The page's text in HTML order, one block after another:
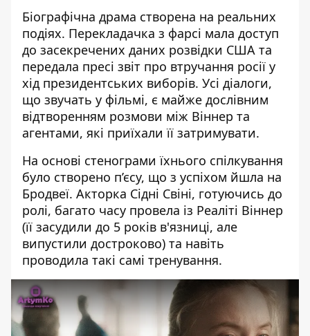
Біографічна драма створена на реальних
подіях. Перекладачка з фарсі мала доступ
до засекречених даних розвідки США та
передала пресі звіт про втручання росії у
хід президентських виборів. Усі діалоги,
що звучать у фільмі, є майже дослівним
відтворенням розмови між Віннер та
агентами, які приїхали її затримувати.
На основі стенограми їхнього спілкування
було створено п’єсу, що з успіхом йшла на
Бродвеї. Акторка Сідні Свіні, готуючись до
ролі, багато часу провела із Реаліті Віннер
(її засудили до 5 років в'язниці, але
випустили достроково) та навіть
проводила такі самі тренування.